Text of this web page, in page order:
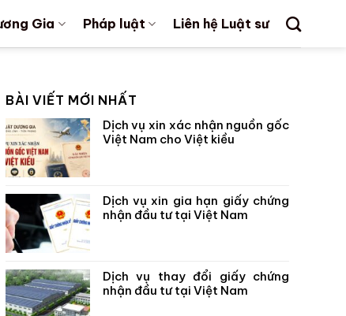
Gia Pháp luật Liên hệ Luật sư
BÀI VIẾT MỚI NHẤT
Dịch vụ xin xác nhận nguồn gốc
Việt Nam cho Việt kiều
Dịch vụ xin gia hạn giấy chứng
nhận đầu tư tại Việt Nam
Dịch vụ thay đổi giấy chứng
nhận đầu tư tại Việt Nam